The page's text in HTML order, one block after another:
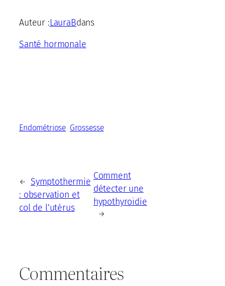
Auteur :LauraBdans
Santé hormonale
Endométriose Grossesse
← Symptothermie
: observation et
col de l’utérus
Comment
détecter une
hypothyroïdie
→
Commentaires